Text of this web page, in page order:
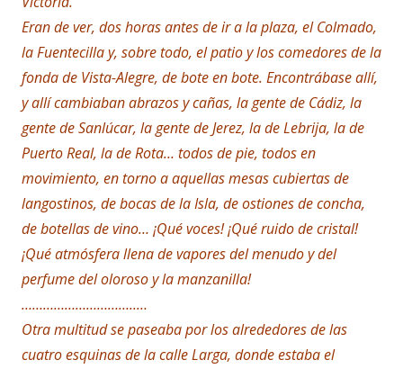
Eran de ver, dos horas antes de ir a la plaza, el Colmado,
la Fuentecilla y, sobre todo, el patio y los comedores de la
fonda de Vista-Alegre, de bote en bote. Encontrábase allí,
y allí cambiaban abrazos y cañas, la gente de Cádiz, la
gente de Sanlúcar, la gente de Jerez, la de Lebrija, la de
Puerto Real, la de Rota… todos de pie, todos en
movimiento, en torno a aquellas mesas cubiertas de
langostinos, de bocas de la Isla, de ostiones de concha,
de botellas de vino… ¡Qué voces! ¡Qué ruido de cristal!
¡Qué atmósfera llena de vapores del menudo y del
perfume del oloroso y la manzanilla!
…………………………..…
Otra multitud se paseaba por los alrededores de las
cuatro esquinas de la calle Larga, donde estaba el